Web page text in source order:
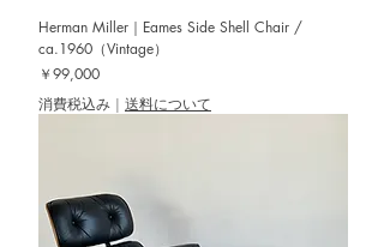
Herman Miller｜Eames Side Shell Chair /
ca.1960（Vintage）
価格
￥99,000
消費税込み | 送料について